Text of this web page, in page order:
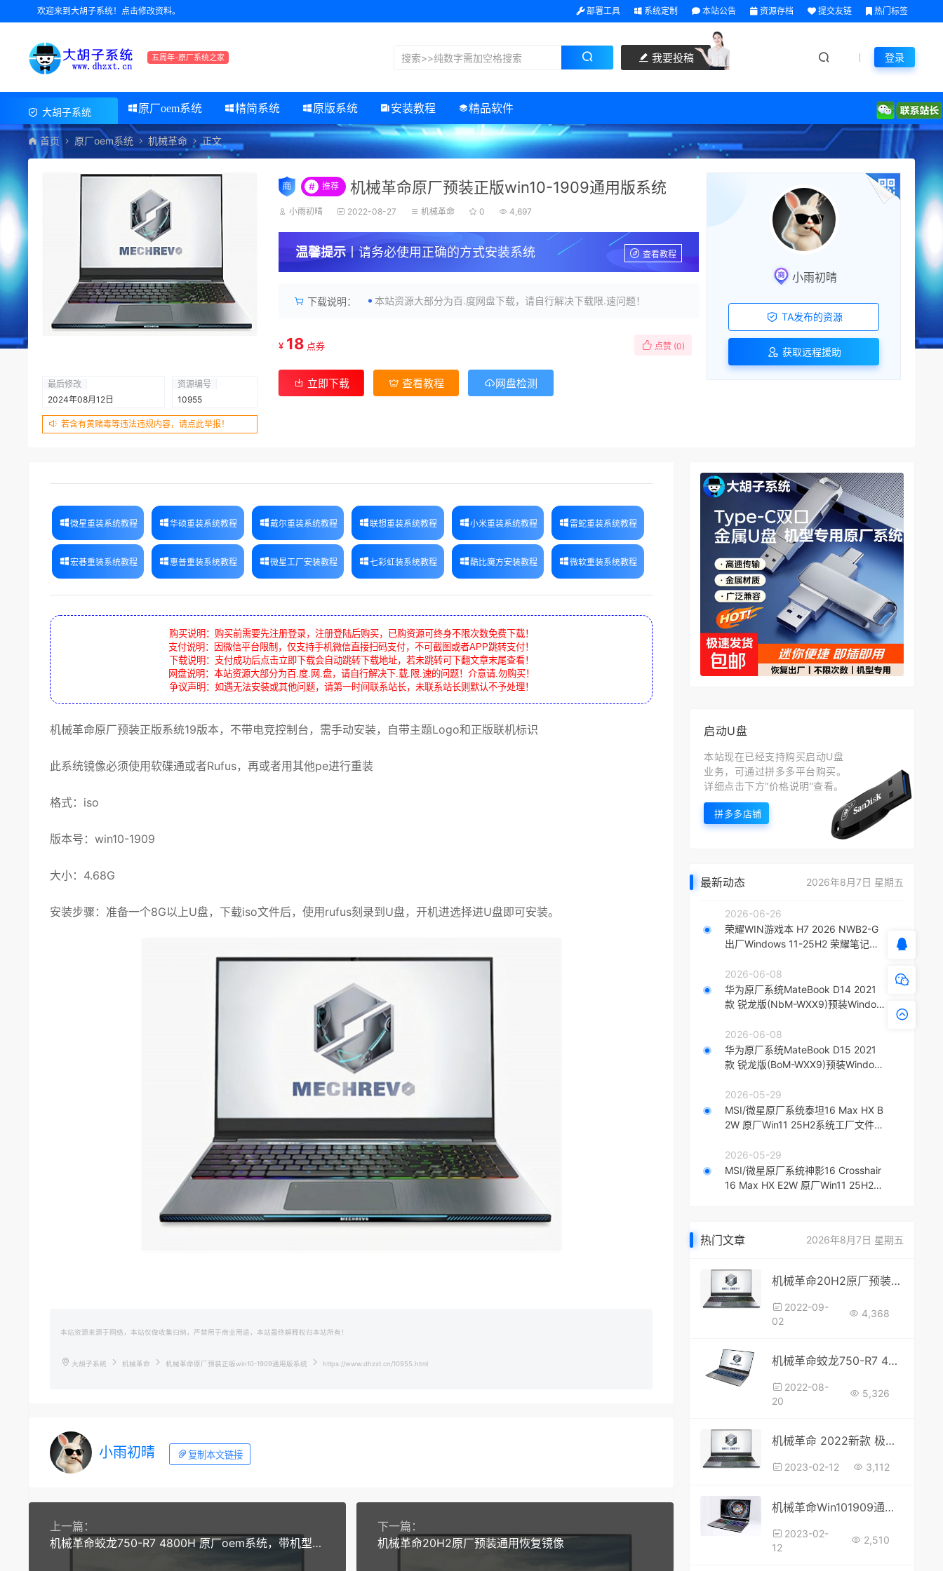
欢迎来到大胡子系统！点击修改资料。 部署工具 系统定制 本站公告 资源存档 提交友链 热门标签
五周年-原厂系统之家 我要投稿 登录
大胡子系统 原厂oem系统 精简系统 原版系统 安装教程 精品软件
首页 原厂oem系统 机械革命 正文
最后修改
2024年08月12日
资源编号
10955
若含有黄赌毒等违法违规内容，请点此举报！
# 推荐 机械革命原厂预装正版win10-1909通用版系统
小雨初晴 2022-08-27 机械革命 0 4,697
温馨提示丨请务必使用正确的方式安装系统 查看教程
下载说明： 本站资源大部分为百.度网盘下载，请自行解决下载限.速问题！
¥ 18 点券 点赞 (0)
立即下载 查看教程 网盘检测
小雨初晴
TA发布的资源
获取远程援助
微星重装系统教程 华硕重装系统教程 戴尔重装系统教程 联想重装系统教程 小米重装系统教程 雷蛇重装系统教程
宏碁重装系统教程 惠普重装系统教程 微星工厂安装教程 七彩虹装系统教程 酷比魔方安装教程 微软重装系统教程
购买说明：购买前需要先注册登录，注册登陆后购买，已购资源可终身不限次数免费下载！
支付说明：因微信平台限制，仅支持手机微信直接扫码支付，不可截图或者APP跳转支付！
下载说明：支付成功后点击立即下载会自动跳转下载地址，若未跳转可下翻文章末尾查看！
网盘说明：本站资源大部分为百.度.网.盘，请自行解决下.载.限.速的问题！介意请.勿购买！
争议声明：如遇无法安装或其他问题，请第一时间联系站长，未联系站长则默认不予处理！
机械革命原厂预装正版系统19版本，不带电竞控制台，需手动安装，自带主题Logo和正版联机标识
此系统镜像必须使用软碟通或者Rufus，再或者用其他pe进行重装
格式： iso
版本号： win10-1909
大小：4.68G
安装步骤：准备一个8G以上U盘，下载iso文件后，使用 rufus刻录到U盘，开机进选择进U盘即可安装。
本站资源来源于网络，本站仅做收集归纳，严禁用于商业用途，本站最终解释权归本站所有！
大胡子系统 机械革命 机械革命原厂预装正版win10-1909通用版系统 https://www.dhzxt.cn/10955.html
小雨初晴 复制本文链接
上一篇：
机械革命蛟龙750-R7 4800H 原厂oem系统，带机型专用驱动，恢复出厂系统
下一篇：
机械革命20H2原厂预装通用恢复镜像
启动U盘
本站现在已经支持购买启动U盘
业务，可通过拼多多平台购买。
详细点击下方“价格说明”查看。
拼多多店铺
最新动态 2026年8月7日 星期五
2026-06-26
荣耀WIN游戏本 H7 2026 NWB2-G
出厂Windows 11-25H2 荣耀笔记本
2026-06-08
华为原厂系统MateBook D14 2021
款 锐龙版(NbM-WXX9)预装Window
2026-06-08
华为原厂系统MateBook D15 2021
款 锐龙版(BoM-WXX9)预装Window
2026-05-29
MSI/微星原厂系统泰坦16 Max HX B
2W 原厂Win11 25H2系统工厂文件
2026-05-29
MSI/微星原厂系统神影16 Crosshair
16 Max HX E2W 原厂Win11 25H2系
热门文章 2026年8月7日 星期五
机械革命20H2原厂预装通用恢复镜像
2022-09-
02
4,368
机械革命蛟龙750-R7 4800H 原厂oem系统，带机型专用驱动，恢复出厂系统
2022-08-
20
5,326
机械革命 2022新款 极光Air 原厂恢复系统
2023-02-12 3,112
机械革命Win101909通用恢复系统镜像
2023-02-
12
2,510